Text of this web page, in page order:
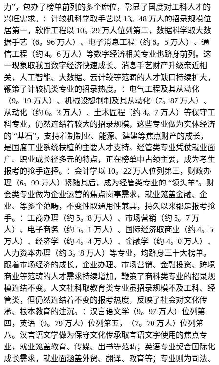
力”，包办了榜单前列的多个席位，彰显了国度对工科人才的
兴旺需求。：计较机科学取手艺以 13。48 万人的招录规模位
居第一，软件工程以 10。29 万人位列第二，数据科学取大数
据手艺（6。96 万人）、电子消息工程（约 6。5 万人）、通
信工程（约 4。6 万人）等数字经济相关专业也跻身前列。这
一现象取我国数字经济快速成长、消息手艺财产升级亲近相
关，人工智能、大数据、云计较等范畴的人才缺口持续扩大，
鞭策了计较机类专业的招录热度。：电气工程及其从动化
（9。19 万人）、机械设想制制及其从动化（7。87 万人）、
从动化（约 6。3 万人）、土木匠程（约 4。7 万人）等保守工
科专业，仍然连结着较大的招录规模。这些专业做为实体经济
的 “基石”，支持着制制业、能源、建建等焦点财产的成长，
是国度工业系统扶植的主要人才支持。经管类专业凭仗就业面
广、职业成长径多元的特点，正在榜单中占领主要，成为考生
报考的抢手选择。：会计学以 10。22 万人位列第三，财政办
理（6。99 万人）紧随其后，成为经管类专业的 “领头羊”。财
会类专业做为企业运营的焦点岗亭需求，就业笼盖金融、企
业、等多个范畴，不变性取通用性兼具，持久以来都是报考抢
手。：工商办理（约 5。8 万人）、市场营销（约 5。7 万
人）、电子商务（约 5。1 万人）、国际经济取商业（约 4。5
万人）、经济学（约 4。4 万人）、金融学（约 4。0 万人）、
人力资本办理（约 3。8 万人）等专业，均跻身三十大榜单。
跟着市场经济的成长，企业办理、市场营销、金融投资、跨境
商业等范畴的人才需求持续增加，鞭策了商科类专业的招录规
模连结不变。人文社科取教育类专业虽招录规模不及工科、经
管类，但仍然连结着不变的报考热度，反映了社会对文化传
承、根本教育的注沉。：汉言语文学（9。97 万人）位列第
四，英语（9。79 万人）位列第五，（7。70 万人）位列第
八。汉言语文学做为保守文化传承取言语文字使用的焦点专
业，就业笼盖教育、传媒、出书等范畴；英语专业契合国际化
成长需求，就业面涵盖外贸、翻译、教育等；专业则为司法、